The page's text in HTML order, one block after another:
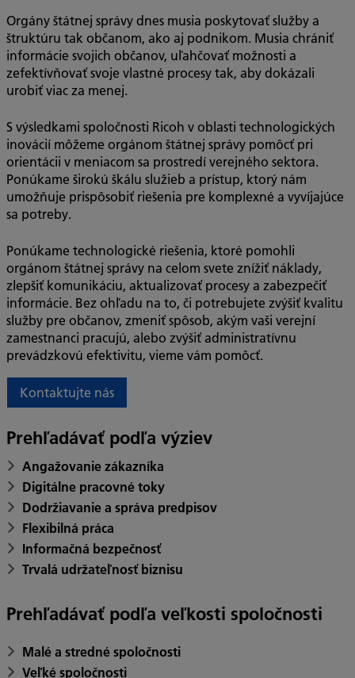
Orgány štátnej správy dnes musia poskytovať služby a
štruktúru tak občanom, ako aj podnikom. Musia chrániť
informácie svojich občanov, uľahčovať možnosti a
zefektívňovať svoje vlastné procesy tak, aby dokázali
urobiť viac za menej.
S výsledkami spoločnosti Ricoh v oblasti technologických
inovácií môžeme orgánom štátnej správy pomôcť pri
orientácii v meniacom sa prostredí verejného sektora.
Ponúkame širokú škálu služieb a prístup, ktorý nám
umožňuje prispôsobiť riešenia pre komplexné a vyvíjajúce
sa potreby.
Ponúkame technologické riešenia, ktoré pomohli
orgánom štátnej správy na celom svete znížiť náklady,
zlepšiť komunikáciu, aktualizovať procesy a zabezpečiť
informácie. Bez ohľadu na to, či potrebujete zvýšiť kvalitu
služby pre občanov, zmeniť spôsob, akým vaši verejní
zamestnanci pracujú, alebo zvýšiť administratívnu
prevádzkovú efektivitu, vieme vám pomôcť.
Kontaktujte nás
Prehľadávať podľa výziev
Angažovanie zákazníka
Digitálne pracovné toky
Dodržiavanie a správa predpisov
Flexibilná práca
Informačná bezpečnosť
Trvalá udržateľnosť biznisu
Prehľadávať podľa veľkosti spoločnosti
Malé a stredné spoločnosti
Veľké spoločnosti